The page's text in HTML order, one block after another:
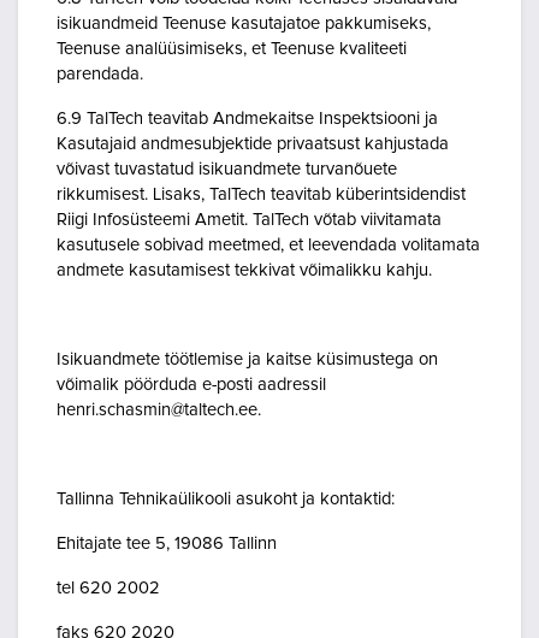
isikuandmeid Teenuse kasutajatoe pakkumiseks,
Teenuse analüüsimiseks, et Teenuse kvaliteeti
parendada.
6.9 TalTech teavitab Andmekaitse Inspektsiooni ja
Kasutajaid andmesubjektide privaatsust kahjustada
võivast tuvastatud isikuandmete turvanõuete
rikkumisest. Lisaks, TalTech teavitab küberintsidendist
Riigi Infosüsteemi Ametit. TalTech võtab viivitamata
kasutusele sobivad meetmed, et leevendada volitamata
andmete kasutamisest tekkivat võimalikku kahju.
Isikuandmete töötlemise ja kaitse küsimustega on
võimalik pöörduda e-posti aadressil
henri.schasmin@taltech.ee.
Tallinna Tehnikaülikooli asukoht ja kontaktid:
Ehitajate tee 5, 19086 Tallinn
tel 620 2002
faks 620 2020